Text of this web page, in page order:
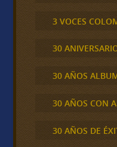
3 VOCES
30
30 AÑOS
30 AÑOS CON
30 AÑOS DE